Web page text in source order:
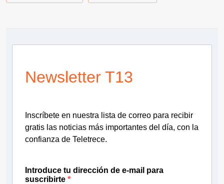
Newsletter T13
Inscríbete en nuestra lista de correo para recibir
gratis las noticias más importantes del día, con la
confianza de Teletrece.
Introduce tu dirección de e-mail para
suscribirte